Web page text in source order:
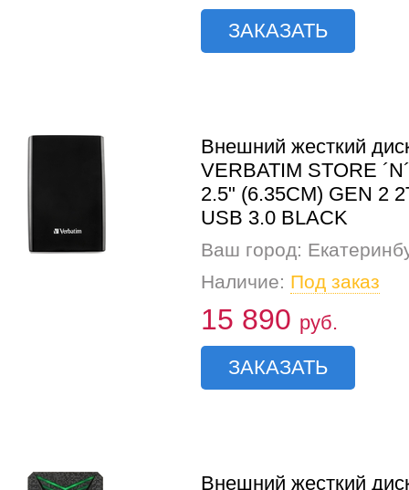
ЗАКАЗАТЬ
Внешний жесткий
VERBATIM STORE
2.5" (6.35CM) GEN 2
USB 3.0 BLACK
Ваш город:
Наличие: Под заказ
15 890 руб.
ЗАКАЗАТЬ
Внешний жесткий